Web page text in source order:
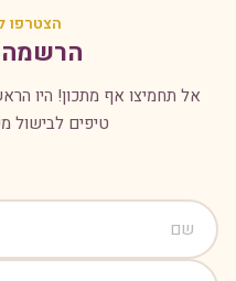
הצטרפו
הרשמה
אל תחמיצו אף מתכון! היו
טיפים לבישול